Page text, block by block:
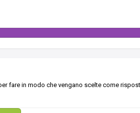
fare in modo che vengano scelte come